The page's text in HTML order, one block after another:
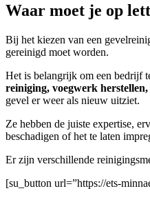
Waar moet je op
Bij het kiezen van een
gereinigd moet worden.
Het is belangrijk om een bedrijf
reiniging, voegwerk
gevel er weer als nieuw uitziet.
Ze hebben de juiste expertise,
beschadigen of het te laten
Er zijn verschillende
[su_button url=”https://ets-